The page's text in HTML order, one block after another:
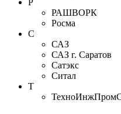
Р
РАШВОРК
Росма
С
САЗ
САЗ г. Саратов
Сатэкс
Ситал
Т